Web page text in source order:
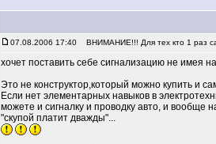
07.08.2006 17:40 ВНИМАНИЕ!!! Для тех кто 1 раз
хочет поставить себе сигнализацию не имея
Это не конструктор,который можно купить и
Если нет элементарных навыков в
можете и сигналку и проводку авто, и вообще
"скупой платит дважды"...